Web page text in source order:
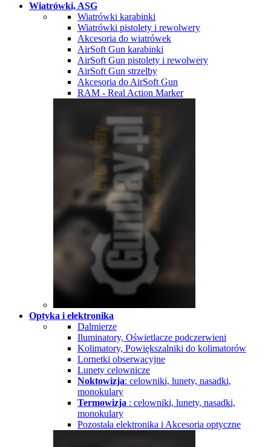
Wiatrówki, ASG
Wiatrówki karabinki
Wiatrówki pistolety i rewolwery
Akcesoria do wiatrówek
AirSoft Gun karabinki
AirSoft Gun pistolety i rewolwery
AirSoft Gun strzelby
Akcesoria do AirSoft Gun
RAM - Real Action Marker
Optyka i elektronika
Dalmierze
Iluminatory, Oświetlacze podczerwieni
Kolimatory, Powiększalniki do kolimatorów
Lornetki obserwacyjne
Lunety celownicze
Noktowizja: celowniki, lunety, nasadki,
monokulary
Termowizja : celowniki, lunety, nasadki,
monokulary
Pozostała elektronika i Akcesoria optyczne